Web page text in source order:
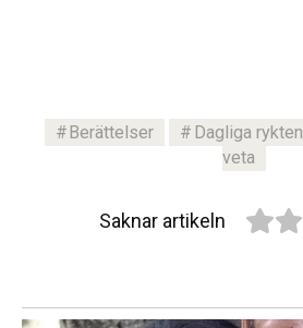
Berättelser Dagliga rykten
veta
Saknar artikeln